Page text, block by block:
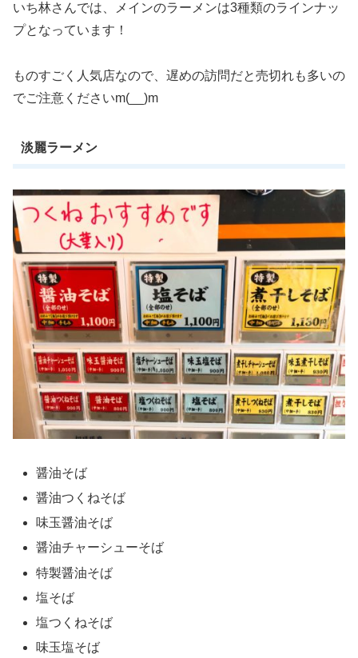
いち林さんでは、メインのラーメンは3種類のラインナッ
プとなっています！
ものすごく人気店なので、遅めの訪問だと売切れも多いの
でご注意くださいm(__)m
淡麗ラーメン
醤油そば
醤油つくねそば
味玉醤油そば
醤油チャーシューそば
特製醤油そば
塩そば
塩つくねそば
味玉塩そば